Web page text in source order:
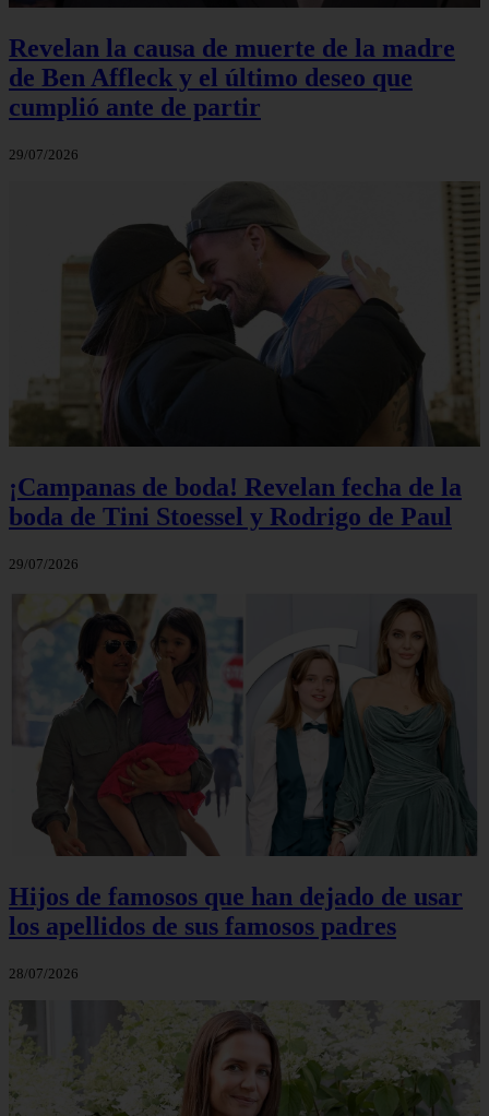
Revelan la causa de muerte de la madre
de Ben Affleck y el último deseo que
cumplió ante de partir
29/07/2026
¡Campanas de boda! Revelan fecha de la
boda de Tini Stoessel y Rodrigo de Paul
29/07/2026
Hijos de famosos que han dejado de usar
los apellidos de sus famosos padres
28/07/2026